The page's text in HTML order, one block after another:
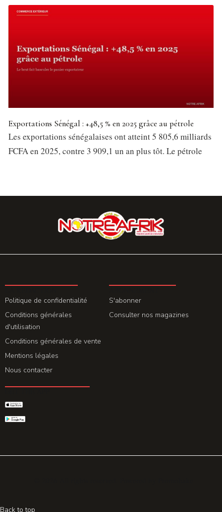
Exportations Sénégal : +48,5 % en 2025 grâce au pétrole
Les exportations sénégalaises ont atteint 5 805,6 milliards
FCFA en 2025, contre 3 909,1 un an plus tôt. Le pétrole
Politique de confidentialité
Conditions générales
d'utilisation
Conditions générales de vente
Mentions légales
Nous contacter
S'abonner
Consulter nos magazines
Back to top